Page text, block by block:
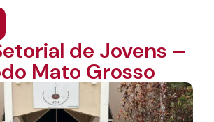
de Jovens –
Mato Grosso